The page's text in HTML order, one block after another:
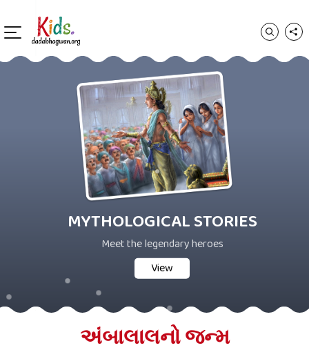
MYTHOLOGICAL STORIES
Meet the legendary heroes
View
અંબાલાલનો જન્મ